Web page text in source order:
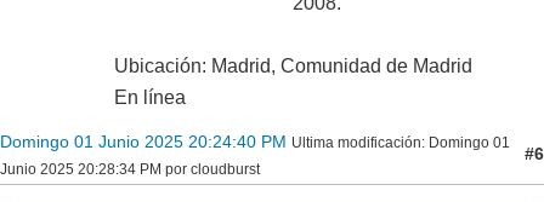
Ubicación: Madrid, Comunidad de Madrid
En línea
Domingo 01 Junio 2025 20:24:40 PM Ultima modificación: Domingo 01
Junio 2025 20:28:34 PM por cloudburst
#6